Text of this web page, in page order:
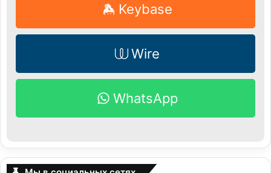
Keybase
Wire
WhatsApp